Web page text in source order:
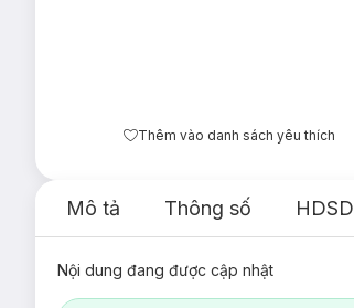
Thêm vào danh sách yêu thích
Mô tả Thông số HDSD
Nội dung đang được cập nhật